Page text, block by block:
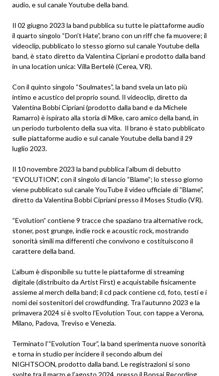
audio, e sul canale Youtube della band.
Il 02 giugno 2023 la band pubblica su tutte le piattaforme audio
il quarto singolo “Don’t Hate”, brano con un riff che fa muovere; il
videoclip, pubblicato lo stesso giorno sul canale Youtube della
band, è stato diretto da Valentina Cipriani e prodotto dalla band
in una location unica: Villa Bertelè (Cerea, VR).
Con il quinto singolo “Soulmates”, la band svela un lato più
intimo e acustico del proprio sound. Il videoclip, diretto da
Valentina Bobbi Cipriani (prodotto dalla band e da Michele
Ramarro) è ispirato alla storia di Mike, caro amico della band, in
un periodo turbolento della sua vita. Il brano è stato pubblicato
sulle piattaforme audio e sul canale Youtube della band il 29
luglio 2023.
Il 10 novembre 2023 la band pubblica l’album di debutto
“EVOLUTION”, con il singolo di lancio “Blame”; lo stesso giorno
viene pubblicato sul canale YouTube il video ufficiale di “Blame”,
diretto da Valentina Bobbi Cipriani presso il Moses Studio (VR).
“Evolution” contiene 9 tracce che spaziano tra alternative rock,
stoner, post grunge, indie rock e acoustic rock, mostrando
sonorità simili ma differenti che convivono e costituiscono il
carattere della band.
L’album è disponibile su tutte le piattaforme di streaming
digitale (distribuito da Artist First) e acquistabile fisicamente
assieme al merch della band; il cd pack contiene cd, foto, testi e i
nomi dei sostenitori del crowdfunding. Tra l’autunno 2023 e la
primavera 2024 si è svolto l’Evolution Tour, con tappe a Verona,
Milano, Padova, Treviso e Venezia.
Terminato l’“Evolution Tour”, la band sperimenta nuove sonorità
e torna in studio per incidere il secondo album dei
NIGHTSOON, prodotto dalla band. Le registrazioni si sono
svolte tra il marzo e l’agosto 2024, presso il Bonsai Recording